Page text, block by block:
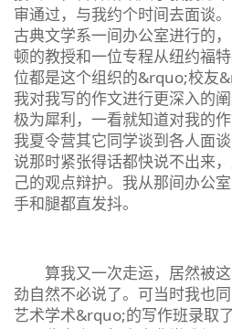
审通过，与我约个时间去面谈
古典文学系一间办公室进行的
顿的教授和一位专程从纽约福
位都是这个组织的&rquo;校友
我对我写的作文进行更深入的
极为犀利，一看就知道对我的
我夏令营其它同学谈到各人面
说那时紧张得话都快说不出来
己的观点辩护。我从那间办公
手和腿都直发抖。
算我又一次走运，居然被这
劲自然不必说了。可当时我也
艺术学术&rquo;的写作班录取